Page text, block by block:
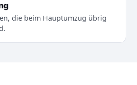
die beim Hauptumzug übrig